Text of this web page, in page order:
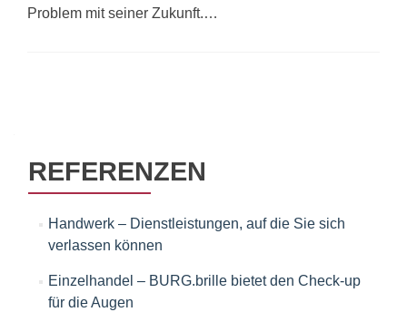
Problem mit seiner Zukunft.…
REFERENZEN
Handwerk – Dienstleistungen, auf die Sie sich
verlassen können
Einzelhandel – BURG.brille bietet den Check-up
für die Augen